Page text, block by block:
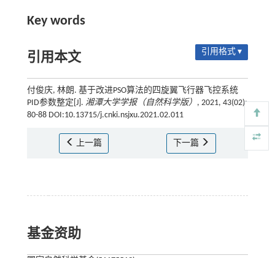
Key words
引用本文 引用格式 ▾
付俊庆, 林朗. 基于改进PSO算法的四旋翼飞行器飞控系统
PID参数整定[J]. 湘潭大学学报（自然科学版） , 2021, 43(02):
80-88 DOI:10.13715/j.cnki.nsjxu.2021.02.011
上一篇 下一篇
基金资助